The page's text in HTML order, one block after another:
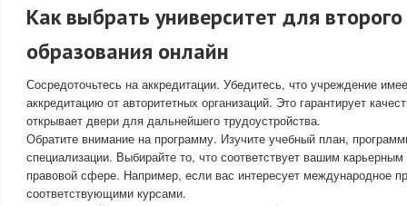
Как выбрать университет для
образования онлайн
Сосредоточьтесь на аккредитации. Убедитесь, что учреждение
аккредитацию от авторитетных организаций. Это гарантирует
открывает двери для дальнейшего трудоустройства.
Обратите внимание на программу. Изучите учебный план,
специализации. Выбирайте то, что соответствует вашим
правовой сфере. Например, если вас интересует международное
соответствующими курсами.